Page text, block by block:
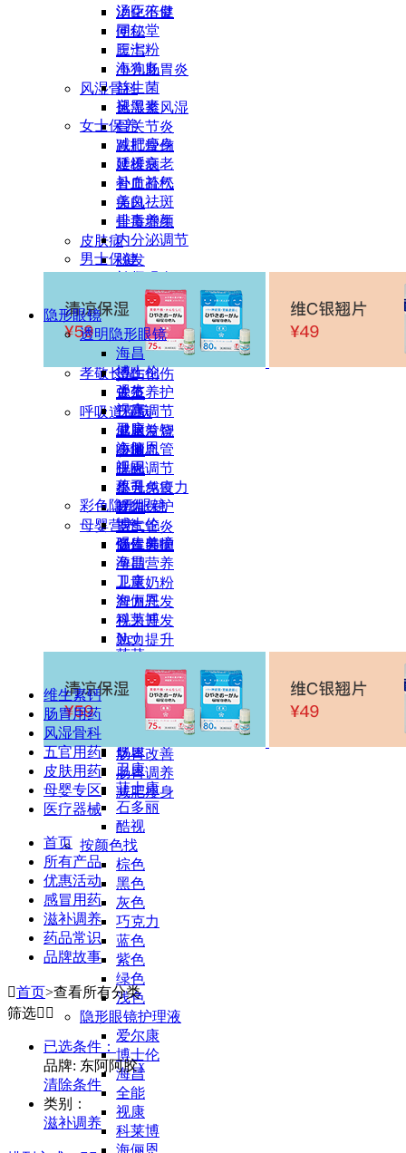
消化不良
便秘
腹泻
小儿肠胃炎
风湿骨科
风湿类风湿
骨关节炎
跌打骨伤
腰椎病
骨质疏松
痛风
骨质增生
皮肤病
脱发
灰指甲
过敏
疤痕
尖锐湿疹
烫伤创伤
皮炎
呼吸道疾病
感冒发烧
咳嗽
上火
小儿感冒
哮喘
支气管炎
慢性肺病
汤臣倍健
同仁堂
三七粉
海狗丸
益生菌
褪黑素
女士保养
减肥瘦身
延缓衰老
补血补气
美白祛斑
排毒养颜
内分泌调节
男士保健
前列腺养护
解酒护肝
肠胃养护
增肌健体
孝敬长辈
关节养护
三高调节
健脑益智
小脑血管
睡眠调节
提升免疫力
视力保护
母婴营养
肠胃养护
孕期营养
儿童奶粉
智力开发
视力开发
勉力提升
缓解疲劳
提升免疫
视力保护
睡眠改善
肠胃改善
肠胃调养
减肥瘦身
隐形眼镜
透明隐形眼镜
海昌
博士伦
强生
视康
卫康
海俪恩
视同
蔡司
彩色隐形眼镜
博士伦
强生美瞳
海昌
卫康
海俪恩
科莱博
Neo
莲菜
散光隐形眼镜
库伯
博士伦
视康
卫康
菲士康
石多丽
酷视
按颜色找
棕色
黑色
灰色
巧克力
蓝色
紫色
绿色
浅色
隐形眼镜护理液
爱尔康
博士伦
海昌
全能
视康
科莱博
海俪恩
维生素钙
肠胃用药
风湿骨科
五官用药
皮肤用药
母婴专区
医疗器械
首页
所有产品
优惠活动
感冒用药
滋补调养
药品常识
品牌故事
首页>查看所有分类
筛选 
已选条件：
品牌: 东阿阿胶x
清除条件
类别：
滋补调养